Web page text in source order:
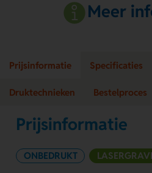
Meer
Prijsinformatie Specificaties
Druktechnieken Bestelproces
Prijsinformatie
ONBEDRUKT